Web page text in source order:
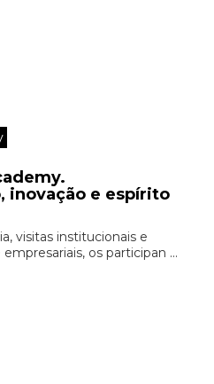
inovação e espírito
visitas institucionais e
os participan ...